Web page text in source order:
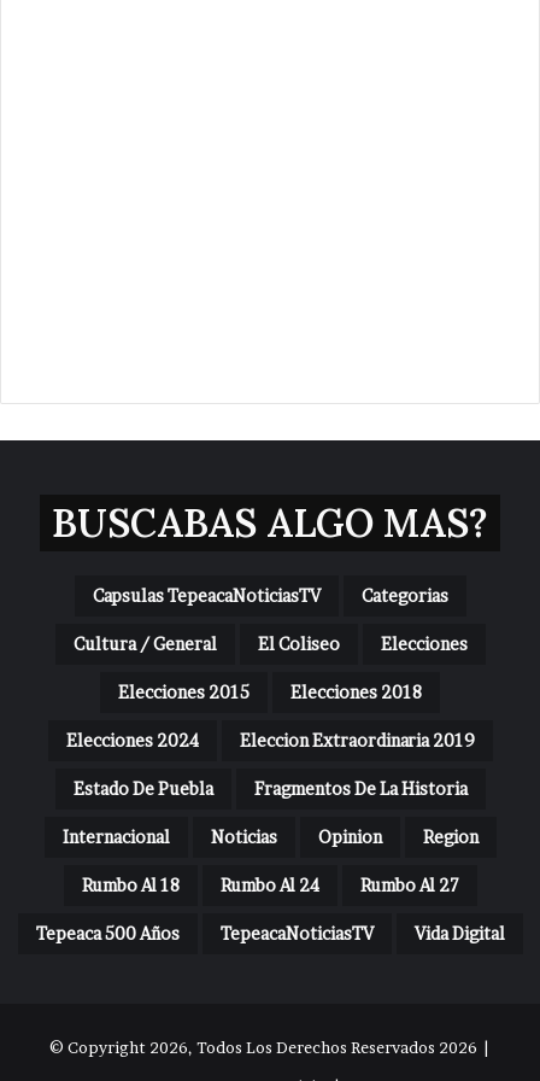
BUSCABAS ALGO MAS?
Capsulas TepeacaNoticiasTV Categorias
Cultura / General El Coliseo Elecciones
Elecciones 2015 Elecciones 2018
Elecciones 2024 Eleccion Extraordinaria 2019
Estado De Puebla Fragmentos De La Historia
Internacional Noticias Opinion Region
Rumbo Al 18 Rumbo Al 24 Rumbo Al 27
Tepeaca 500 Años TepeacaNoticiasTV Vida Digital
© Copyright 2026, Todos Los Derechos Reservados 2026 |